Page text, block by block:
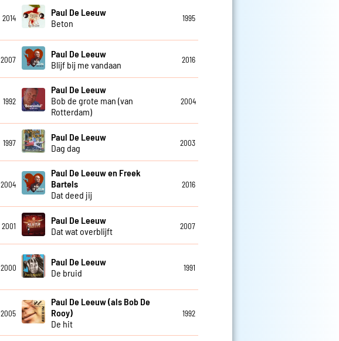
2014
Paul De Leeuw
Beton
1995
2007
Paul De Leeuw
Blijf bij me vandaan
2016
1992
Paul De Leeuw
Bob de grote man (van
Rotterdam)
2004
1997
Paul De Leeuw
Dag dag
2003
2004
Paul De Leeuw en Freek
Bartels
Dat deed jij
2016
2001
Paul De Leeuw
Dat wat overblijft
2007
2000
Paul De Leeuw
De bruid
1991
2005
Paul De Leeuw (als Bob De
Rooy)
De hit
1992